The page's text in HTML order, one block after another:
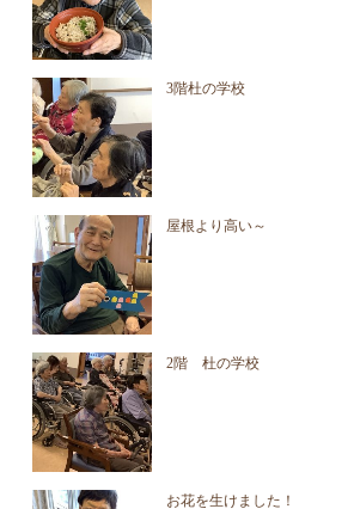
3階杜の学校
屋根より高い～
2階 杜の学校
お花を生けました！